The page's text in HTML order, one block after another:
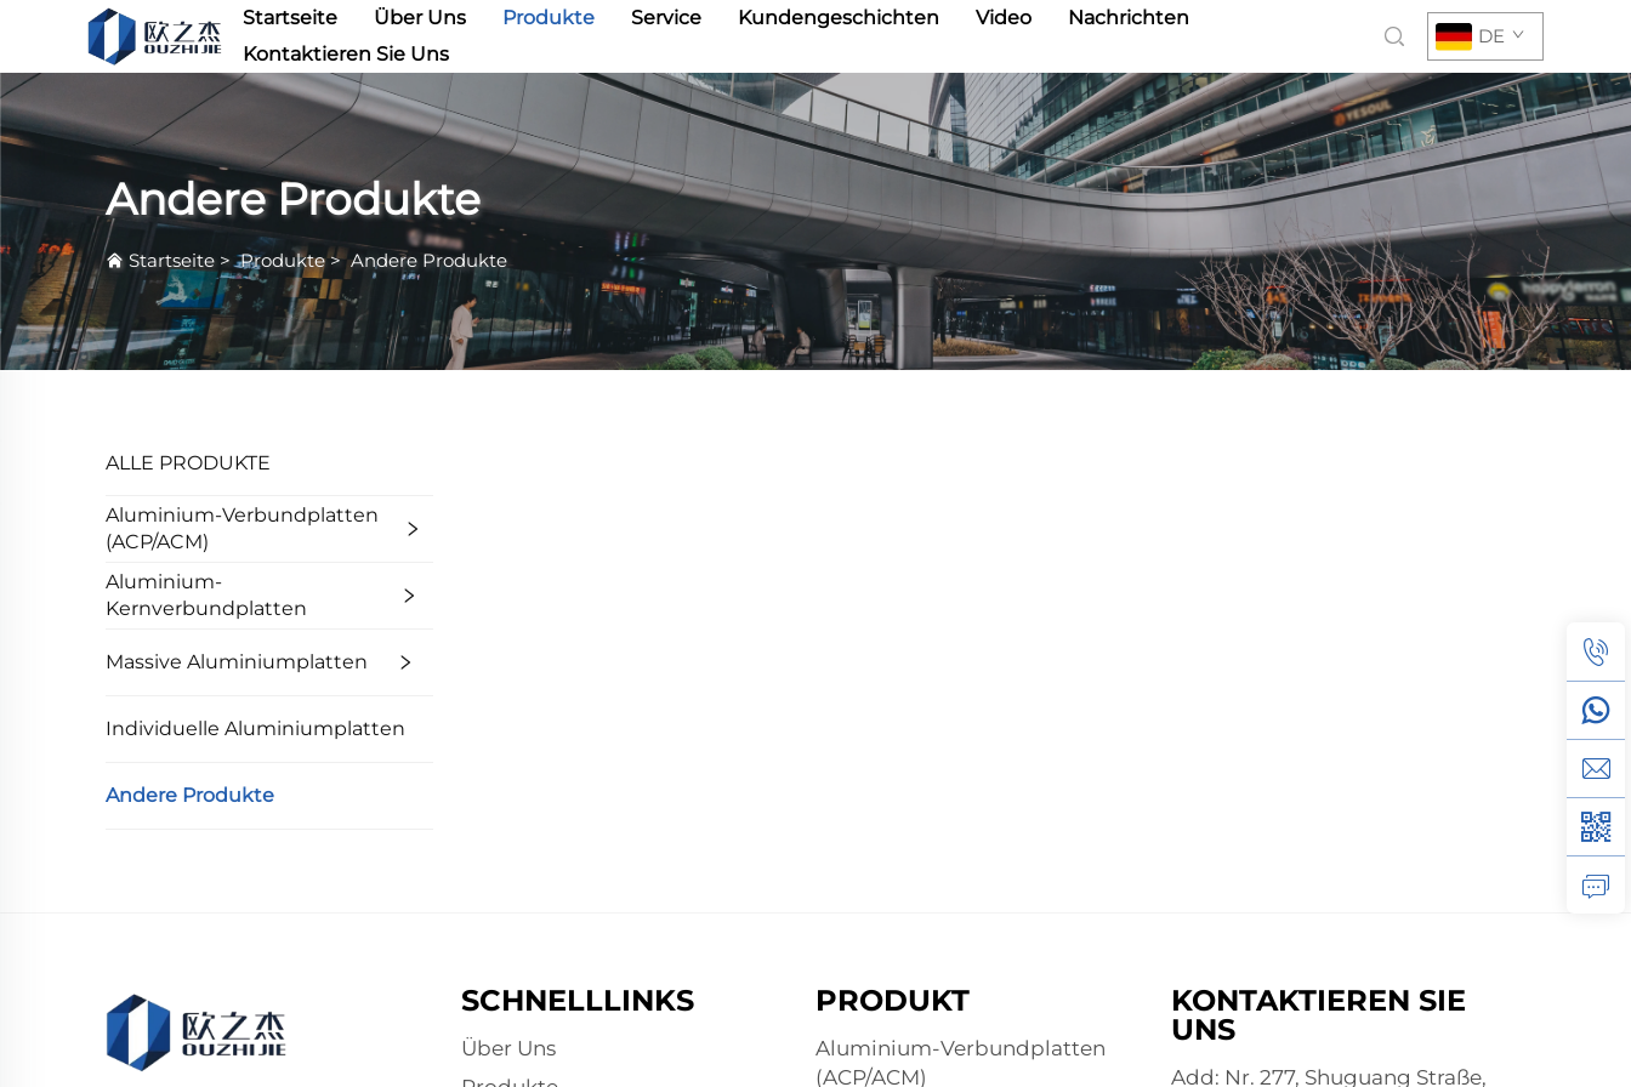
Startseite Über Uns Produkte Service Kundengeschichten Video
Nachrichten
Kontaktieren Sie Uns
DE
Andere Produkte
Startseite >Produkte>Andere Produkte
ALLE PRODUKTE
Aluminium-Verbundplatten
(ACP/ACM)
Aluminium-
Kernverbundplatten
Massive Aluminiumplatten
Individuelle Aluminiumplatten
Andere Produkte
SCHNELLLINKS
Über Uns
PRODUKT
Aluminium-Verbundplatten
(ACP/ACM)
KONTAKTIEREN SIE
UNS
Add: Nr. 277, Shuguang Straße,